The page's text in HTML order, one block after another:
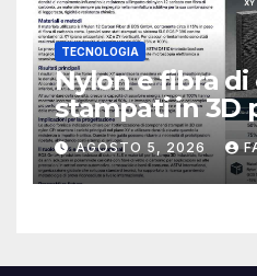
TECNOLOGIA
Nylon e fibra di
stampati in 3D
resistenza agli
dal processo
AGOSTO 5, 2026